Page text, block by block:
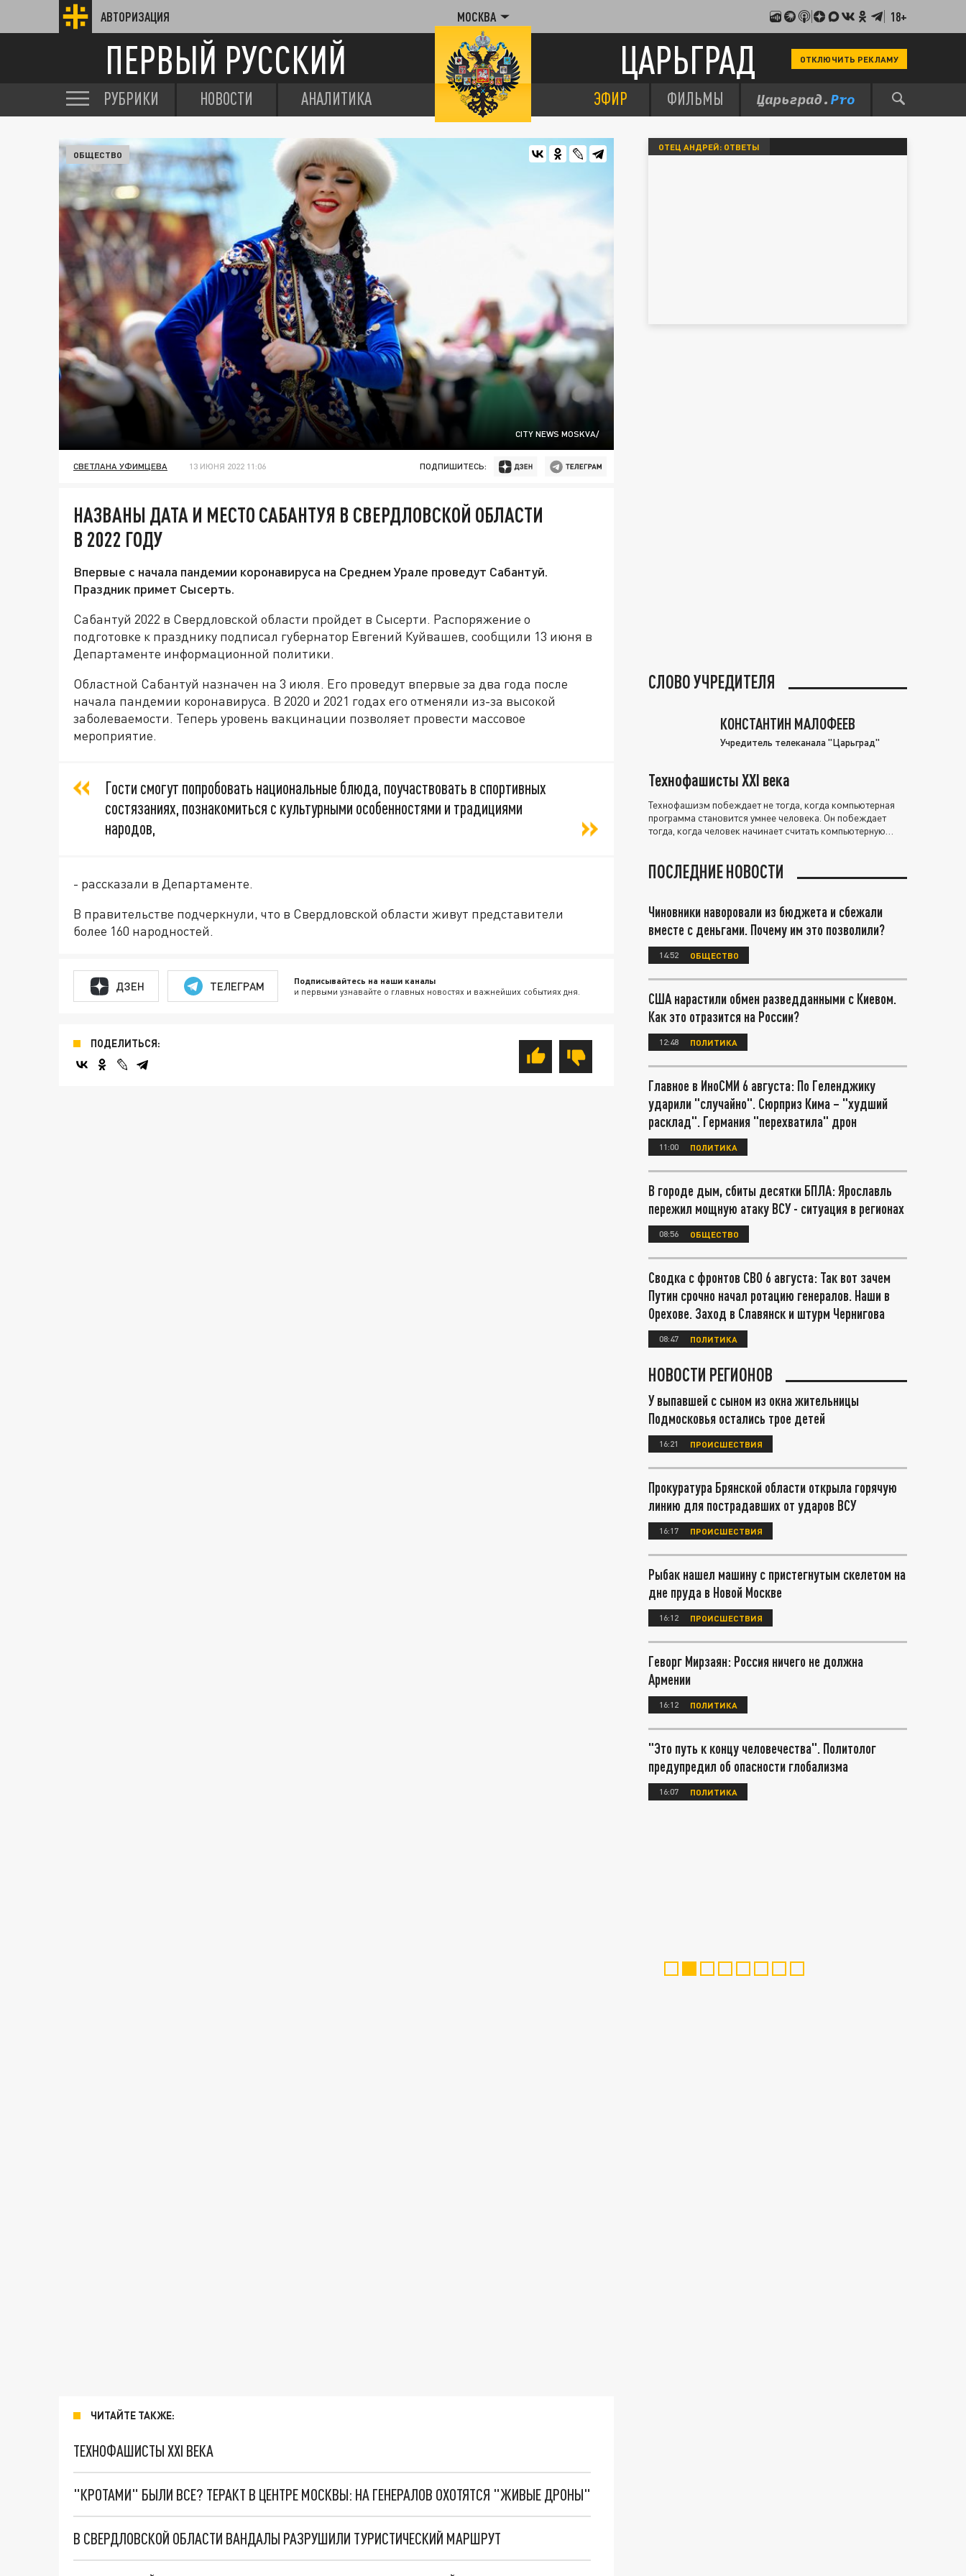
АВТОРИЗАЦИЯ МОСКВА 18+
ПЕРВЫЙ РУССКИЙ ЦАРЬГРАД ОТКЛЮЧИТЬ РЕКЛАМУ
РУБРИКИ НОВОСТИ АНАЛИТИКА ЭФИР ФИЛЬМЫ
CITY NEWS MOSKVA/
ОБЩЕСТВО
СВЕТЛАНА УФИМЦЕВА 13 ИЮНЯ 2022 11:06 ПОДПИШИТЕСЬ:
НАЗВАНЫ ДАТА И МЕСТО САБАНТУЯ В СВЕРДЛОВСКОЙ ОБЛАСТИ
В 2022 ГОДУ
Впервые с начала пандемии коронавируса на Среднем Урале проведут Сабантуй.
Праздник примет Сысерть.
Сабантуй 2022 в Свердловской области пройдет в Сысерти. Распоряжение о
подготовке к празднику подписал губернатор Евгений Куйвашев, сообщили 13 июня в
Департаменте информационной политики.
Областной Сабантуй назначен на 3 июля. Его проведут впервые за два года после
начала пандемии коронавируса. В 2020 и 2021 годах его отменяли из-за высокой
заболеваемости. Теперь уровень вакцинации позволяет провести массовое
мероприятие.
Гости смогут попробовать национальные блюда, поучаствовать в спортивных
состязаниях, познакомиться с культурными особенностями и традициями
народов,
- рассказали в Департаменте.
В правительстве подчеркнули, что в Свердловской области живут представители
более 160 народностей.
ДЗЕН ТЕЛЕГРАМ Подписывайтесь на наши каналы
и первыми узнавайте о главных новостях и важнейших событиях дня.
ПОДЕЛИТЬСЯ:
ЧИТАЙТЕ ТАКЖЕ:
ТЕХНОФАШИСТЫ XXI ВЕКА
"КРОТАМИ" БЫЛИ ВСЕ? ТЕРАКТ В ЦЕНТРЕ МОСКВЫ: НА ГЕНЕРАЛОВ ОХОТЯТСЯ "ЖИВЫЕ ДРОНЫ"
В СВЕРДЛОВСКОЙ ОБЛАСТИ ВАНДАЛЫ РАЗРУШИЛИ ТУРИСТИЧЕСКИЙ МАРШРУТ
ОТЕЦ АНДРЕЙ: ОТВЕТЫ
СЛОВО УЧРЕДИТЕЛЯ
КОНСТАНТИН МАЛОФЕЕВ
Учредитель телеканала "Царьград"
Технофашисты XXI века
Технофашизм побеждает не тогда, когда компьютерная
программа становится умнее человека. Он побеждает
тогда, когда человек начинает считать компьютерную
ПОСЛЕДНИЕ НОВОСТИ
Чиновники наворовали из бюджета и сбежали
вместе с деньгами. Почему им это позволили?
14:52 ОБЩЕСТВО
США нарастили обмен разведданными с Киевом.
Как это отразится на России?
12:48 ПОЛИТИКА
Главное в ИноСМИ 6 августа: По Геленджику
ударили "случайно". Сюрприз Кима – "худший
расклад". Германия "перехватила" дрон
11:00 ПОЛИТИКА
В городе дым, сбиты десятки БПЛА: Ярославль
пережил мощную атаку ВСУ - ситуация в регионах
08:56 ОБЩЕСТВО
Сводка с фронтов СВО 6 августа: Так вот зачем
Путин срочно начал ротацию генералов. Наши в
Орехове. Заход в Славянск и штурм Чернигова
08:47 ПОЛИТИКА
НОВОСТИ РЕГИОНОВ
У выпавшей с сыном из окна жительницы
Подмосковья остались трое детей
16:21 ПРОИСШЕСТВИЯ
Прокуратура Брянской области открыла горячую
линию для пострадавших от ударов ВСУ
16:17 ПРОИСШЕСТВИЯ
Рыбак нашел машину с пристегнутым скелетом на
дне пруда в Новой Москве
16:12 ПРОИСШЕСТВИЯ
Геворг Мирзаян: Россия ничего не должна
Армении
16:12 ПОЛИТИКА
"Это путь к концу человечества". Политолог
предупредил об опасности глобализма
16:07 ПОЛИТИКА